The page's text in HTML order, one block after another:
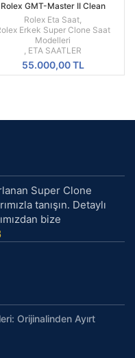
Rolex GMT-Master II Clean
Two Tone Kordon Siyah
REF 116713LN-0001
Rolex Eta Saat,
Erkek Super Clone Saat
Modelleri
, ETA SAATLER
55.000,00TL
Super Clone
tanışın. Detaylı
bize
Orijinalinden Ayırt